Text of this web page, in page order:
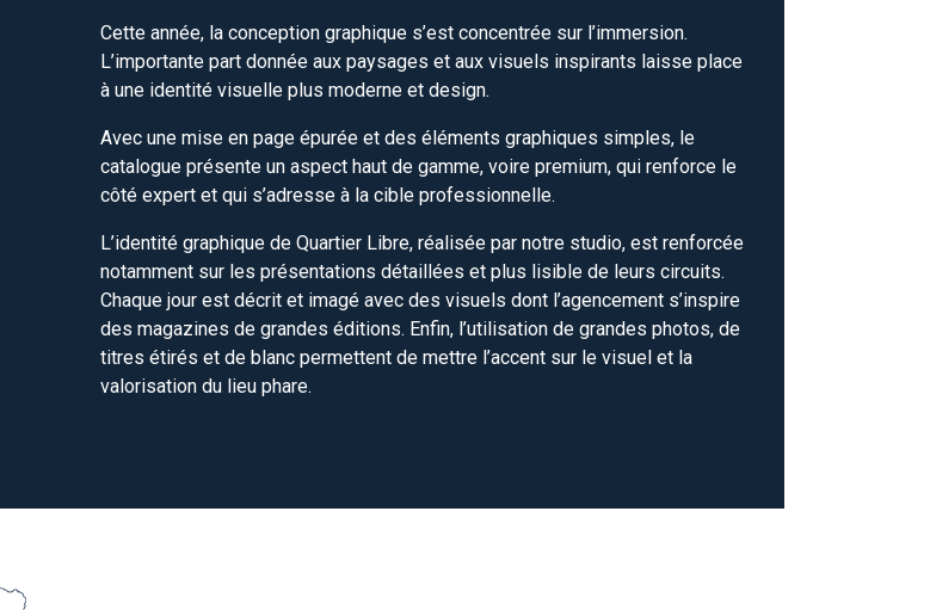
Cette année, la conception graphique s’est concentrée sur l’immersion.
L’importante part donnée aux paysages et aux visuels inspirants laisse place
à une identité visuelle plus moderne et design.
Avec une mise en page épurée et des éléments graphiques simples, le
catalogue présente un aspect haut de gamme, voire premium, qui renforce le
côté expert et qui s’adresse à la cible professionnelle.
L’identité graphique de Quartier Libre, réalisée par notre studio, est renforcée
notamment sur les présentations détaillées et plus lisible de leurs circuits.
Chaque jour est décrit et imagé avec des visuels dont l’agencement s’inspire
des magazines de grandes éditions. Enfin, l’utilisation de grandes photos, de
titres étirés et de blanc permettent de mettre l’accent sur le visuel et la
valorisation du lieu phare.